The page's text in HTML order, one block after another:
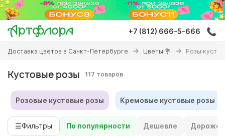
Перейти
основному
содержанию
+7 (812) 666-5-666
Вы
здесь
Доставка цветов в Санкт-Петербурге Цветы 💐 Розы
Кустовые розы 117 товаров
Розовые кустовые розы Кремовые кустовые розы
☰Фильтры По популярности Дешевле Дороже